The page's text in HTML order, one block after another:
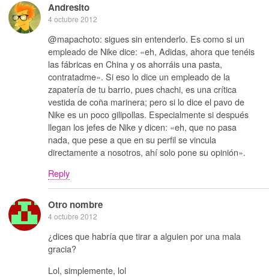
Andresito
4 octubre 2012
@mapachoto: sigues sin entenderlo. Es como si un
empleado de Nike dice: «eh, Adidas, ahora que tenéis
las fábricas en China y os ahorráis una pasta,
contratadme». Si eso lo dice un empleado de la
zapatería de tu barrio, pues chachi, es una crítica
vestida de coña marinera; pero si lo dice el pavo de
Nike es un poco gilipollas. Especialmente si después
llegan los jefes de Nike y dicen: «eh, que no pasa
nada, que pese a que en su perfil se vincula
directamente a nosotros, ahí solo pone su opinión».
Reply
Otro nombre
4 octubre 2012
¿dices que habría que tirar a alguien por una mala
gracia?
Lol, simplemente, lol